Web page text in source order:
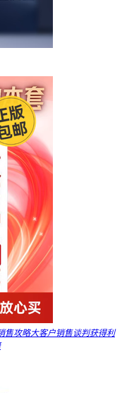
售攻略大客户销售谈判获得利